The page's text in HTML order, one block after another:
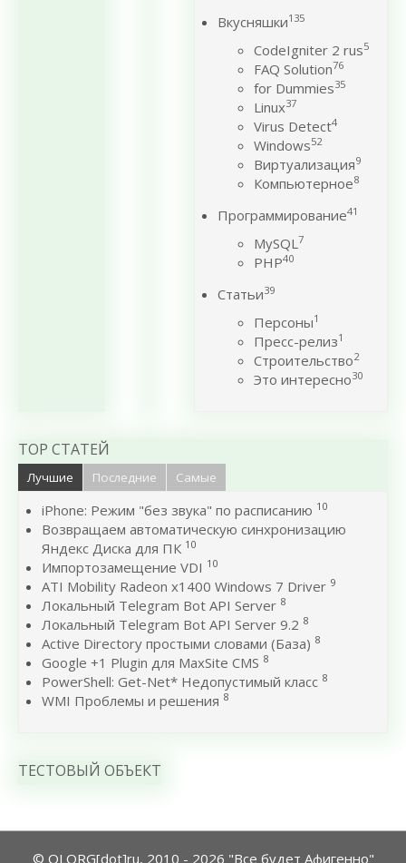
Вкусняшки135
CodeIgniter 2 rus5
FAQ Solution76
for Dummies35
Linux37
Virus Detect4
Windows52
Виртуализация9
Компьютерное8
Программирование41
MySQL7
PHP40
Статьи39
Персоны1
Пресс-релиз1
Строительство2
Это интересно30
TOP СТАТЕЙ
Лучшие Последние Самые
iPhone: Режим "без звука" по расписанию 10
Возвращаем автоматическую синхронизацию
Яндекс Диска для ПК 10
Импортозамещение VDI 10
ATI Mobility Radeon x1400 Windows 7 Driver 9
Локальный Telegram Bot API Server 8
Локальный Telegram Bot API Server 9.2 8
Active Directory простыми словами (База) 8
Google +1 Plugin для MaxSite CMS 8
PowerShell: Get-Net* Недопустимый класс 8
WMI Проблемы и решения 8
ТЕСТОВЫЙ ОБЪЕКТ
© OLORG[dot]ru, 2010 - 2026 "Все будет Афигенно"